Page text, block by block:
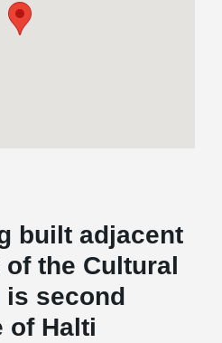
built adjacent
the Cultural
is second
of Halti